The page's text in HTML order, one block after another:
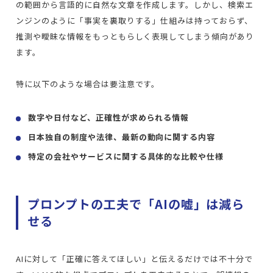
の範囲から言語的に自然な文章を作成します。しかし、検索エ
ンジンのように「事実を裏取りする」仕組みは持っておらず、
推測や曖昧な情報をもっともらしく表現してしまう傾向があり
ます。
特に以下のような場合は要注意です。
数字や日付など、正確性が求められる情報
日本独自の制度や法律、最新の動向に関する内容
特定の会社やサービスに関する具体的な比較や仕様
プロンプトの工夫で「AIの嘘」は減ら
せる
AIに対して「正確に答えてほしい」と伝えるだけでは不十分で